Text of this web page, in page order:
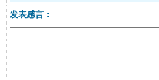
发表感言：